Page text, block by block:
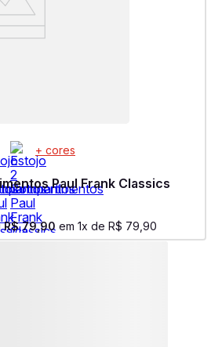
+ cores
Paul Frank Classics
R$ 79,90 em 1x de R$ 79 90